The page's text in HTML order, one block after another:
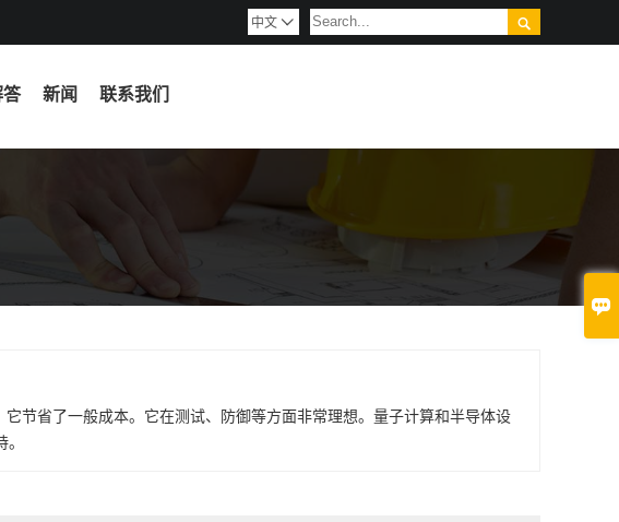

中文 
答 新闻 联系我们
节省了一般成本。它在测试、防御等方面非常理想。量子计算和半导体设
